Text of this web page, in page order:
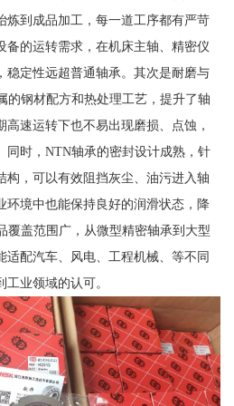
炼到成品加工，每一道工序都有严苛
备的运转需求，在机床主轴、精密仪
稳定性远超普通轴承。其次是耐磨与
的钢材配方和热处理工艺，提升了轴
速运转下也不易出现磨损、点蚀，
同时，NTN轴承的密封设计成熟，针
构，可以有效阻挡灰尘、油污进入轴
环境中也能保持良好的润滑状态，降
覆盖范围广，从微型精密轴承到大型
适配汽车、风电、工程机械、等不同
业领域的认可。